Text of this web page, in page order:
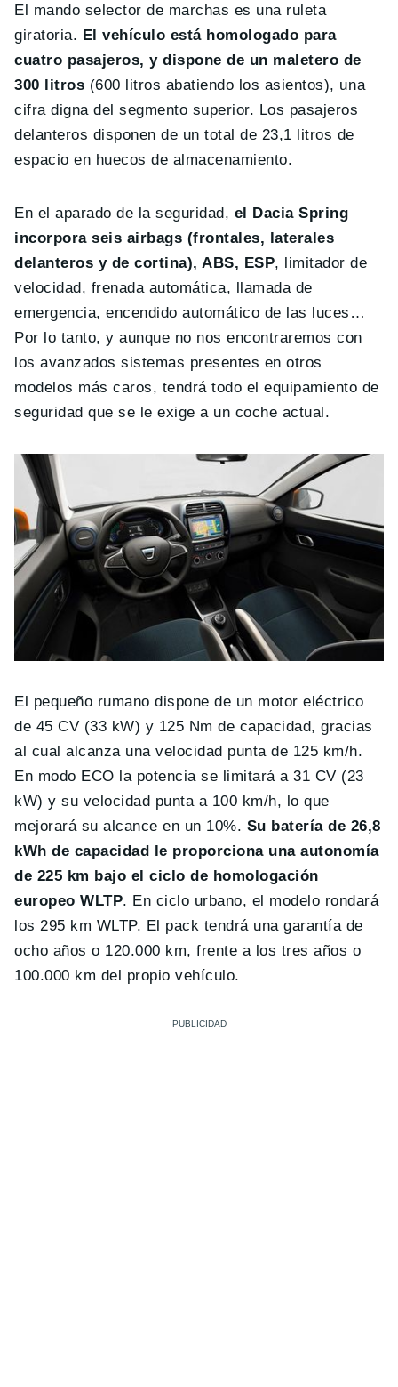
El mando selector de marchas es una ruleta
giratoria. El vehículo está homologado para
cuatro pasajeros, y dispone de un maletero de
300 litros (600 litros abatiendo los asientos), una
cifra digna del segmento superior. Los pasajeros
delanteros disponen de un total de 23,1 litros de
espacio en huecos de almacenamiento.
En el aparado de la seguridad, el Dacia Spring
incorpora seis airbags (frontales, laterales
delanteros y de cortina), ABS, ESP, limitador de
velocidad, frenada automática, llamada de
emergencia, encendido automático de las luces…
Por lo tanto, y aunque no nos encontraremos con
los avanzados sistemas presentes en otros
modelos más caros, tendrá todo el equipamiento de
seguridad que se le exige a un coche actual.
El pequeño rumano dispone de un motor eléctrico
de 45 CV (33 kW) y 125 Nm de capacidad, gracias
al cual alcanza una velocidad punta de 125 km/h.
En modo ECO la potencia se limitará a 31 CV (23
kW) y su velocidad punta a 100 km/h, lo que
mejorará su alcance en un 10%. Su batería de 26,8
kWh de capacidad le proporciona una autonomía
de 225 km bajo el ciclo de homologación
europeo WLTP. En ciclo urbano, el modelo rondará
los 295 km WLTP. El pack tendrá una garantía de
ocho años o 120.000 km, frente a los tres años o
100.000 km del propio vehículo.